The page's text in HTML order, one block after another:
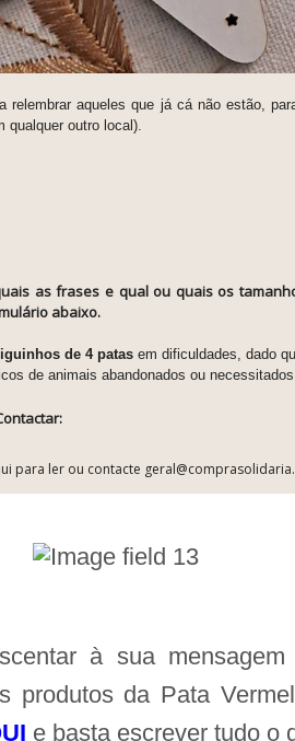
relembrar aqueles que já cá não estão,
qualquer outro local).
as frases e qual ou quais os
abaixo.
de 4 patas em dificuldades, dado
de animais abandonados ou
para ler ou contacte